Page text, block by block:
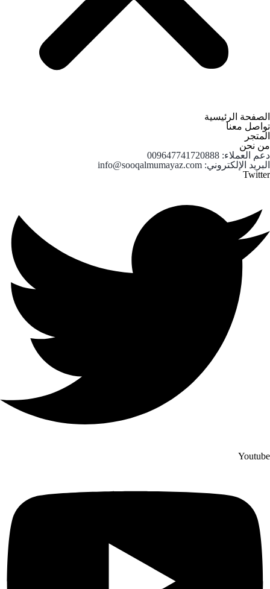
الصفحة الرئيسية
تواصل معنا
المتجر
من نحن
دعم العملاء: 009647741720888
البريد الإلكتروني: info@sooqalmumayaz.com
Twitter
Youtube